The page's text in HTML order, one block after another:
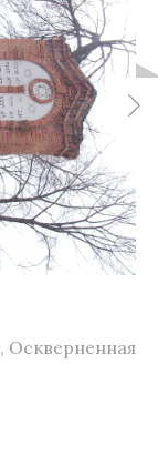
, Оскверненная